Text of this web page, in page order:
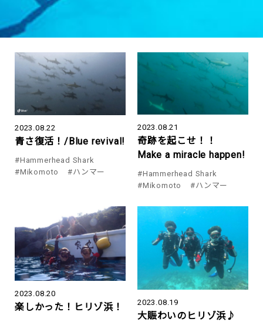
2023.08.22
青さ復活！/Blue revival!
#Hammerhead Shark
#Mikomoto
#ハンマー
2023.08.21
奇跡を起こせ！！
Make a miracle happen!
#Hammerhead Shark
#Mikomoto
#ハンマー
2023.08.20
楽しかった！ヒリゾ浜！ 2023.08.19
大賑わいのヒリゾ浜♪